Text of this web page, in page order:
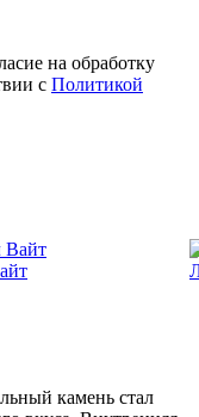
на обработку
с Политикой
камень стал